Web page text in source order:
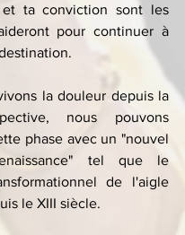
et ta conviction sont les
pour continuer à
la douleur depuis la
nous pouvons
phase avec un "nouvel
tel que le
de l'aigle
le XIII siècle.